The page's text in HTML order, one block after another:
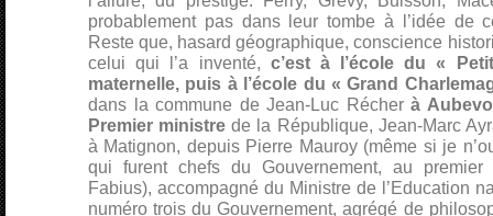
probablement pas dans leur tombe à l’idée de
Reste que, hasard géographique, conscience
celui qui l’a inventé, c’est à l’école du «
maternelle, puis à l’école du « Grand
dans la commune de Jean-Luc Récherà
Premier ministrede la République, Jean-Marc
à Matignon, depuis Pierre Mauroy (même si je
qui furent chefs du Gouvernement, au premier
Fabius), accompagné du Ministre de l’Education
numéro trois du Gouvernement, agrégé de